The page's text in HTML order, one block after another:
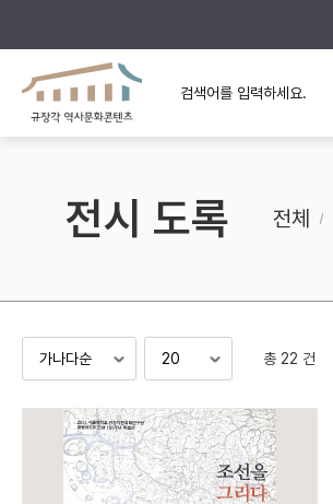
규장각의 어제와 오늘
규장각 소개영상
사료와 문
고대
조선 후기
검색 연산자 사용안내
전시 도록 전체
총 22 건